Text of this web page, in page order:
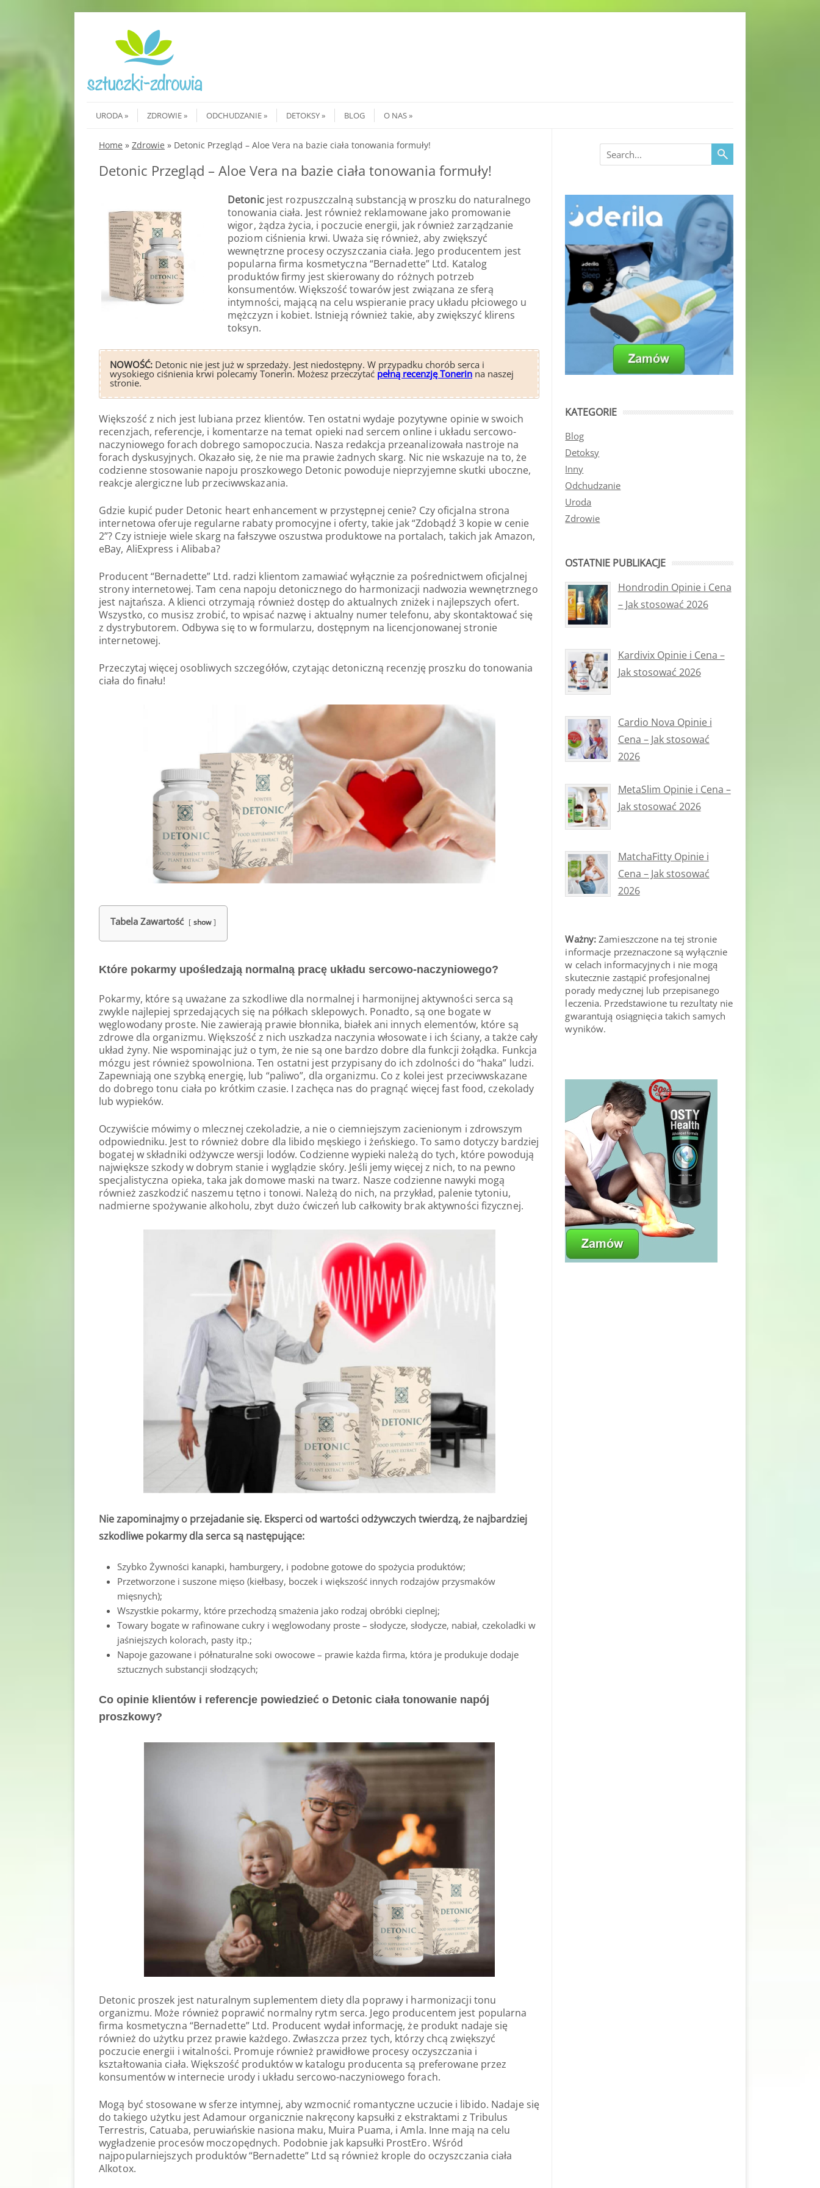
Menu
URODA ZDROWIE ODCHUDZANIE DETOKSY BLOG O NAS
Home » Zdrowie » Detonic Przegląd – Aloe Vera na bazie ciała tonowania formuły!
Detonic Przegląd – Aloe Vera na bazie ciała tonowania formuły!
Detonicjest rozpuszczalną substancją w proszku do naturalnego
tonowania ciała. Jest również reklamowane jako promowanie
wigor, żądza życia, i poczucie energii, jak również zarządzanie
poziom ciśnienia krwi. Uważa się również, aby zwiększyć
wewnętrzne procesy oczyszczania ciała. Jego producentem jest
popularna firma kosmetyczna “Bernadette” Ltd. Katalog
produktów firmy jest skierowany do różnych potrzeb
konsumentów. Większość towarów jest związana ze sferą
intymności, mającą na celu wspieranie pracy układu płciowego u
mężczyzn i kobiet. Istnieją również takie, aby zwiększyć klirens
toksyn.
NOWOŚĆ: Detonic nie jest już w sprzedaży. Jest niedostępny. W przypadku chorób serca i
wysokiego ciśnienia krwi polecamy Tonerin. Możesz przeczytać pełną recenzję Tonerin na naszej
stronie.
Większość z nich jest lubiana przez klientów. Ten ostatni wydaje pozytywne opinie w swoich
recenzjach, referencje, i komentarze na temat opieki nad sercem online i układu sercowo-
naczyniowego forach dobrego samopoczucia. Nasza redakcja przeanalizowała nastroje na
forach dyskusyjnych. Okazało się, że nie ma prawie żadnych skarg. Nic nie wskazuje na to, że
codzienne stosowanie napoju proszkowego Detonic powoduje nieprzyjemne skutki uboczne,
reakcje alergiczne lub przeciwwskazania.
Gdzie kupić puder Detonic heart enhancement w przystępnej cenie? Czy oficjalna strona
internetowa oferuje regularne rabaty promocyjne i oferty, takie jak “Zdobądź 3 kopie w cenie
2”? Czy istnieje wiele skarg na fałszywe oszustwa produktowe na portalach, takich jak Amazon,
eBay, AliExpress i Alibaba?
Producent “Bernadette” Ltd. radzi klientom zamawiać wyłącznie za pośrednictwem oficjalnej
strony internetowej. Tam cena napoju detonicznego do harmonizacji nadwozia wewnętrznego
jest najtańsza. A klienci otrzymają również dostęp do aktualnych zniżek i najlepszych ofert.
Wszystko, co musisz zrobić, to wpisać nazwę i aktualny numer telefonu, aby skontaktować się
z dystrybutorem. Odbywa się to w formularzu, dostępnym na licencjonowanej stronie
internetowej.
Przeczytaj więcej osobliwych szczegółów, czytając detoniczną recenzję proszku do tonowania
ciała do finału!
Tabela Zawartość show
Które pokarmy upośledzają normalną pracę układu sercowo-naczyniowego?
Pokarmy, które są uważane za szkodliwe dla normalnej i harmonijnej aktywności serca są
zwykle najlepiej sprzedających się na półkach sklepowych. Ponadto, są one bogate w
węglowodany proste. Nie zawierają prawie błonnika, białek ani innych elementów, które są
zdrowe dla organizmu. Większość z nich uszkadza naczynia włosowate i ich ściany, a także cały
układ żyny. Nie wspominając już o tym, że nie są one bardzo dobre dla funkcji żołądka. Funkcja
mózgu jest również spowolniona. Ten ostatni jest przypisany do ich zdolności do “haka” ludzi.
Zapewniają one szybką energię, lub “paliwo”, dla organizmu. Co z kolei jest przeciwwskazane
do dobrego tonu ciała po krótkim czasie. I zachęca nas do pragnąć więcej fast food, czekolady
lub wypieków.
Oczywiście mówimy o mlecznej czekoladzie, a nie o ciemniejszym zacienionym i zdrowszym
odpowiedniku. Jest to również dobre dla libido męskiego i żeńskiego. To samo dotyczy bardziej
bogatej w składniki odżywcze wersji lodów. Codzienne wypieki należą do tych, które powodują
największe szkody w dobrym stanie i wyglądzie skóry. Jeśli jemy więcej z nich, to na pewno
specjalistyczna opieka, taka jak domowe maski na twarz. Nasze codzienne nawyki mogą
również zaszkodzić naszemu tętno i tonowi. Należą do nich, na przykład, palenie tytoniu,
nadmierne spożywanie alkoholu, zbyt dużo ćwiczeń lub całkowity brak aktywności fizycznej.
Nie zapominajmy o przejadanie się. Eksperci od wartości odżywczych twierdzą, że najbardziej
szkodliwe pokarmy dla serca są następujące:
Szybko Żywności kanapki, hamburgery, i podobne gotowe do spożycia produktów;
Przetworzone i suszone mięso (kiełbasy, boczek i większość innych rodzajów przysmaków
mięsnych);
Wszystkie pokarmy, które przechodzą smażenia jako rodzaj obróbki cieplnej;
Towary bogate w rafinowane cukry i węglowodany proste – słodycze, słodycze, nabiał, czekoladki w
jaśniejszych kolorach, pasty itp.;
Napoje gazowane i półnaturalne soki owocowe – prawie każda firma, która je produkuje dodaje
sztucznych substancji słodzących;
Co opinie klientów i referencje powiedzieć o Detonic ciała tonowanie napój
proszkowy?
Detonic proszek jest naturalnym suplementem diety dla poprawy i harmonizacji tonu
organizmu. Może również poprawić normalny rytm serca. Jego producentem jest popularna
firma kosmetyczna “Bernadette” Ltd. Producent wydał informację, że produkt nadaje się
również do użytku przez prawie każdego. Zwłaszcza przez tych, którzy chcą zwiększyć
poczucie energii i witalności. Promuje również prawidłowe procesy oczyszczania i
kształtowania ciała. Większość produktów w katalogu producenta są preferowane przez
konsumentów w internecie urody i układu sercowo-naczyniowego forach.
Mogą być stosowane w sferze intymnej, aby wzmocnić romantyczne uczucie i libido. Nadaje się
do takiego użytku jest Adamour organicznie nakręcony kapsułki z ekstraktami z Tribulus
Terrestris, Catuaba, peruwiańskie nasiona maku, Muira Puama, i Amla. Inne mają na celu
wygładzenie procesów moczopędnych. Podobnie jak kapsułki ProstEro. Wśród
najpopularniejszych produktów “Bernadette” Ltd są również krople do oczyszczania ciała
Alkotox.
KATEGORIE
Blog
Detoksy
Inny
Odchudzanie
Uroda
Zdrowie
OSTATNIE PUBLIKACJE
Hondrodin Opinie i Cena
– Jak stosować 2026
Kardivix Opinie i Cena –
Jak stosować 2026
Cardio Nova Opinie i
Cena – Jak stosować
2026
MetaSlim Opinie i Cena –
Jak stosować 2026
MatchaFitty Opinie i
Cena – Jak stosować
2026
Ważny: Zamieszczone na tej stronie
informacje przeznaczone są wyłącznie
w celach informacyjnych i nie mogą
skutecznie zastąpić profesjonalnej
porady medycznej lub przepisanego
leczenia. Przedstawione tu rezultaty nie
gwarantują osiągnięcia takich samych
wyników.